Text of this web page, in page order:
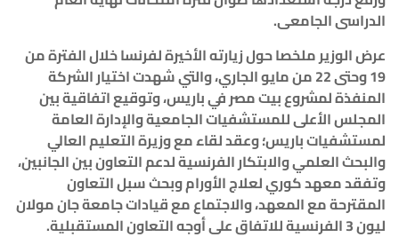
الدراسى الجامعى.
عرض الوزير ملخصا حول زيارته الأخيرة لفرنسا خلال الفترة من
19 وحتى 22 من مايو الجاري، والتي شهدت اختيار الشركة
المنفذة لمشروع بيت مصر في باريس، وتوقيع اتفاقية بين
المجلس الأعلى للمستشفيات الجامعية والإدارة العامة
لمستشفيات باريس؛ وعقد لقاء مع وزيرة التعليم العالي
والبحث العلمي والابتكار الفرنسية لدعم التعاون بين الجانبين،
وتفقد معهد كوري لعلاج الأورام وبحث سبل التعاون
المقترحة مع المعهد، والاجتماع مع قيادات جامعة جان مولان
ليون 3 الفرنسية للاتفاق على أوجه التعاون المستقبلية
.